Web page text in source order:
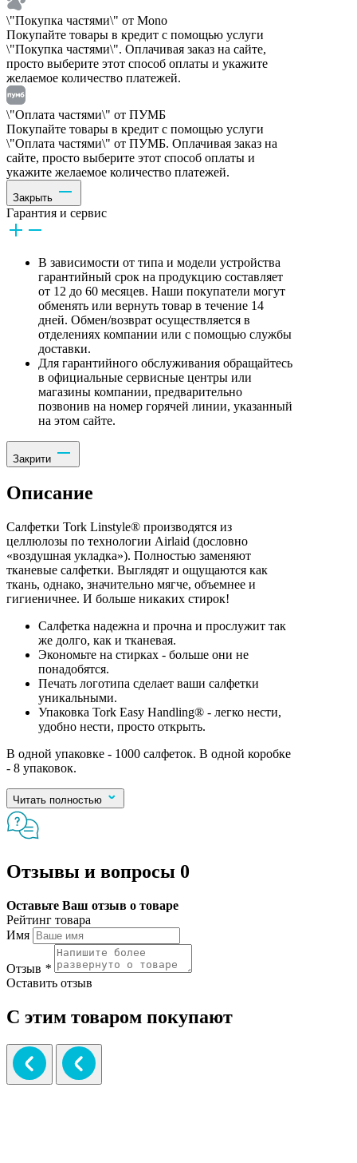
\"Покупка частями\" от Mono
Покупайте товары в кредит с помощью услуги
\"Покупка частями\". Оплачивая заказ на сайте,
просто выберите этот способ оплаты и укажите
желаемое количество платежей.
\"Оплата частями\" от ПУМБ
Покупайте товары в кредит с помощью услуги
\"Оплата частями\" от ПУМБ. Оплачивая заказ на
сайте, просто выберите этот способ оплаты и
укажите желаемое количество платежей.
Закрыть
Гарантия и сервис
В зависимости от типа и модели устройства
гарантийный срок на продукцию составляет
от 12 до 60 месяцев. Наши покупатели могут
обменять или вернуть товар в течение 14
дней. Обмен/возврат осуществляется в
отделениях компании или с помощью службы
доставки.
Для гарантийного обслуживания обращайтесь
в официальные сервисные центры или
магазины компании, предварительно
позвонив на номер горячей линии, указанный
на этом сайте.
Закрити
Описание
Салфетки Tork Linstyle® производятся из
целлюлозы по технологии Airlaid (дословно
«воздушная укладка»). Полностью заменяют
тканевые салфетки. Выглядят и ощущаются как
ткань, однако, значительно мягче, объемнее и
гигиеничнее. И больше никаких стирок!
Салфетка надежна и прочна и прослужит так
же долго, как и тканевая.
Экономьте на стирках - больше они не
понадобятся.
Печать логотипа сделает ваши салфетки
уникальными.
Упаковка Tork Easy Handling® - легко нести,
удобно нести, просто открыть.
В одной упаковке - 1000 салфеток. В одной коробке
- 8 упаковок.
Читать полностью
Отзывы и вопросы 0
Оставьте Ваш отзыв о товаре
Рейтинг товара
Имя
Отзыв *
Оставить отзыв
С этим товаром покупают